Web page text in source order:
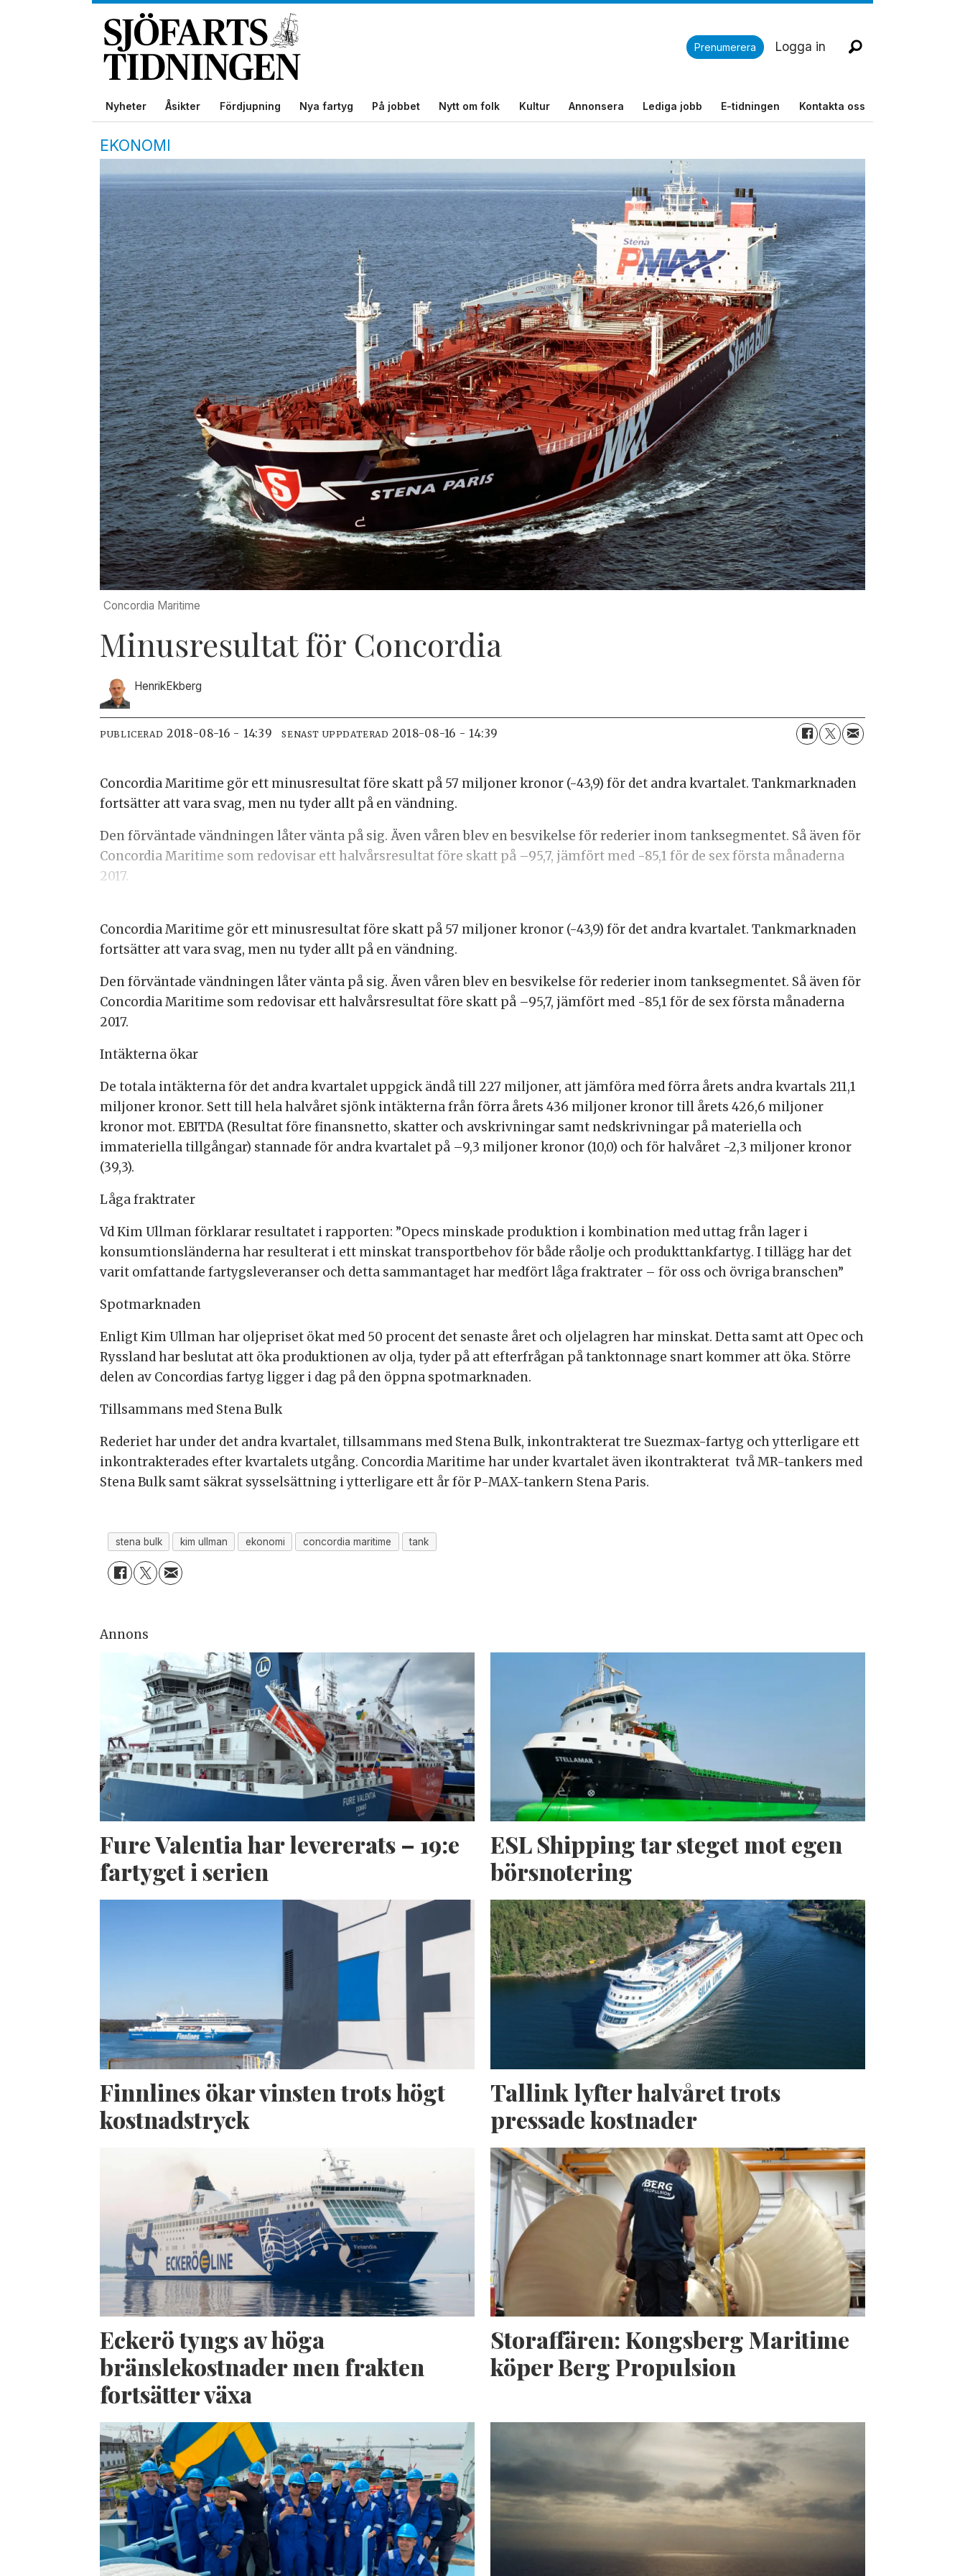
Prenumerera Logga in
Nyheter Åsikter Fördjupning Nya fartyg På jobbet Nytt om folk Kultur Annonsera Lediga jobb E-tidningen Kontakta oss
EKONOMI
Concordia Maritime
Minusresultat för Concordia
HenrikEkberg
PUBLICERAD 2018-08-16 - 14:39 SENAST UPPDATERAD 2018-08-16 - 14:39
Concordia Maritime gör ett minusresultat före skatt på 57 miljoner kronor (-43,9) för det andra kvartalet. Tankmarknaden
fortsätter att vara svag, men nu tyder allt på en vändning.
Den förväntade vändningen låter vänta på sig. Även våren blev en besvikelse för rederier inom tanksegmentet. Så även för
Concordia Maritime som redovisar ett halvårsresultat före skatt på –95,7, jämfört med -85,1 för de sex första månaderna
2017.
Concordia Maritime gör ett minusresultat före skatt på 57 miljoner kronor (-43,9) för det andra kvartalet. Tankmarknaden
fortsätter att vara svag, men nu tyder allt på en vändning.
Den förväntade vändningen låter vänta på sig. Även våren blev en besvikelse för rederier inom tanksegmentet. Så även för
Concordia Maritime som redovisar ett halvårsresultat före skatt på –95,7, jämfört med -85,1 för de sex första månaderna
2017.
Intäkterna ökar
De totala intäkterna för det andra kvartalet uppgick ändå till 227 miljoner, att jämföra med förra årets andra kvartals 211,1
miljoner kronor. Sett till hela halvåret sjönk intäkterna från förra årets 436 miljoner kronor till årets 426,6 miljoner
kronor mot. EBITDA (Resultat före finansnetto, skatter och avskrivningar samt nedskrivningar på materiella och
immateriella tillgångar) stannade för andra kvartalet på –9,3 miljoner kronor (10,0) och för halvåret -2,3 miljoner kronor
(39,3).
Låga fraktrater
Vd Kim Ullman förklarar resultatet i rapporten: ”Opecs minskade produktion i kombination med uttag från lager i
konsumtionsländerna har resulterat i ett minskat transportbehov för både råolje och produkttankfartyg. I tillägg har det
varit omfattande fartygsleveranser och detta sammantaget har medfört låga fraktrater – för oss och övriga branschen”
Spotmarknaden
Enligt Kim Ullman har oljepriset ökat med 50 procent det senaste året och oljelagren har minskat. Detta samt att Opec och
Ryssland har beslutat att öka produktionen av olja, tyder på att efterfrågan på tanktonnage snart kommer att öka. Större
delen av Concordias fartyg ligger i dag på den öppna spotmarknaden.
Tillsammans med Stena Bulk
Rederiet har under det andra kvartalet, tillsammans med Stena Bulk, inkontrakterat tre Suezmax-fartyg och ytterligare ett
inkontrakterades efter kvartalets utgång. Concordia Maritime har under kvartalet även ikontrakterat två MR-tankers med
Stena Bulk samt säkrat sysselsättning i ytterligare ett år för P-MAX-tankern Stena Paris.
stena bulk kim ullman ekonomi concordia maritime tank
Annons
Fure Valentia har levererats – 19:e
fartyget i serien
ESL Shipping tar steget mot egen
börsnotering
Finnlines ökar vinsten trots högt
kostnadstryck
Tallink lyfter halvåret trots
pressade kostnader
Eckerö tyngs av höga
bränslekostnader men frakten
fortsätter växa
Storaffären: Kongsberg Maritime
köper Berg Propulsion